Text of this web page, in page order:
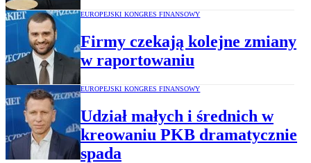
EUROPEJSKI KONGRES FINANSOWY
Firmy czekają kolejne zmiany
w raportowaniu
EUROPEJSKI KONGRES FINANSOWY
Udział małych i średnich w
kreowaniu PKB dramatycznie
spada